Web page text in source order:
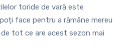
toride de vară este
face pentru a rămâne mereu
tot ce are acest sezon mai